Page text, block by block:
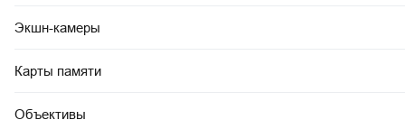
Экшн-камеры
Карты памяти
Объективы